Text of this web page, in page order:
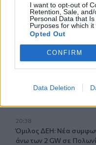
I want to opt-out of
Retention, Sale,
Personal Data that
Purposes for which it
Opted Out
CONFIRM
Data Deletion
ΥΠΑΑΤ – ΑΑΔΕ:
επενδύσεις 263,5 εκατ.
20:57
ΑΑΔΕ: Άνοιξε ξανά το
και συμπληρώσεις
«Η Ιταλία δεν δέχεται
20:38
Όμιλος ΔΕΗ: Νέα
άνω των 2 GW σε